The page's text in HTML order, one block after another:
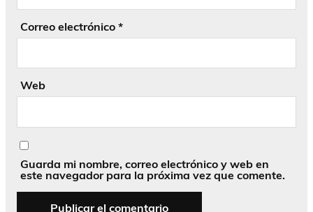
Correo electrónico *
Web
Guarda mi nombre, correo electrónico y web en
este navegador para la próxima vez que comente.